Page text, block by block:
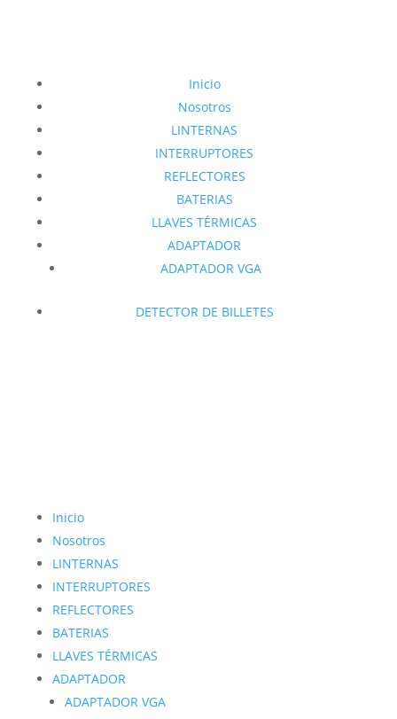
Inicio
Nosotros
LINTERNAS
INTERRUPTORES
REFLECTORES
BATERIAS
LLAVES TÉRMICAS
ADAPTADOR
ADAPTADOR VGA
DETECTOR DE BILLETES
Inicio
Nosotros
LINTERNAS
INTERRUPTORES
REFLECTORES
BATERIAS
LLAVES TÉRMICAS
ADAPTADOR
ADAPTADOR VGA